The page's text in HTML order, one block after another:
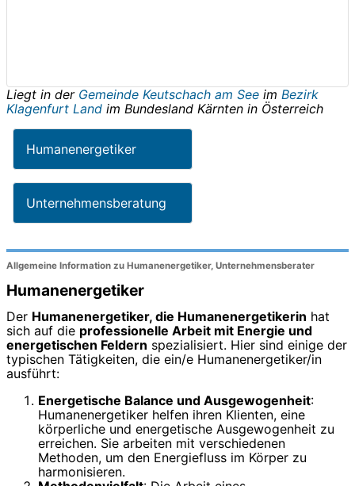
Liegt in der Gemeinde Keutschach am See im Bezirk
Klagenfurt Land im Bundesland Kärnten in Österreich
Humanenergetiker
Unternehmensberatung
Allgemeine Information zu Humanenergetiker, Unternehmensberater
Humanenergetiker
Der Humanenergetiker, die Humanenergetikerin hat
sich auf die professionelle Arbeit mit Energie und
energetischen Feldern spezialisiert. Hier sind einige der
typischen Tätigkeiten, die ein/e Humanenergetiker/in
ausführt:
Energetische Balance und Ausgewogenheit:
Humanenergetiker helfen ihren Klienten, eine
körperliche und energetische Ausgewogenheit zu
erreichen. Sie arbeiten mit verschiedenen
Methoden, um den Energiefluss im Körper zu
harmonisieren.